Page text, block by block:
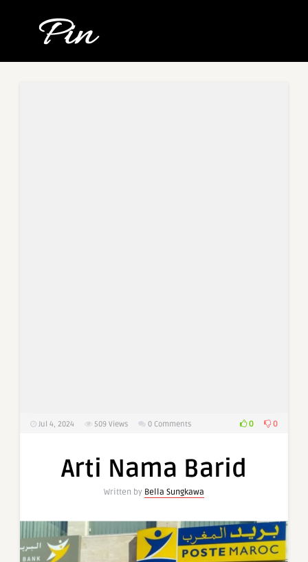
Jul 4, 2024 509 Views 0 Comments 0 0
Arti Nama Barid
Written by Bella Sungkawa